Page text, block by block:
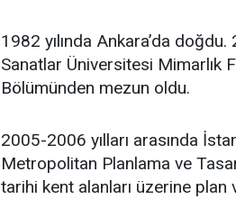
1982 yılında Ankara’da
Sanatlar Üniversitesi Mimarlık
Bölümünden mezun oldu.
2005-2006 yılları arasında
Metropolitan Planlama ve
tarihi kent alanları üzerine